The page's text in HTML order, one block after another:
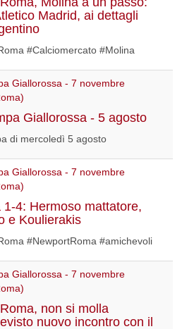
Madrid, ai dettagli
#Calciomercato #Molina
Giallorossa - 5 agosto
di mercoledì 5 agosto
1-4: Hermoso mattatore,
e Koulierakis
#NewportRoma #amichevoli
non si molla
nuovo incontro con il